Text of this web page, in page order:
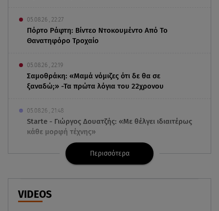
05.08.26 , 22:27
Πόρτο Ράφτη: Bίντεο Ντοκουμέντο Από Το
Θανατηφόρο Τροχαίο
05.08.26 , 22:19
Σαμοθράκη: «Μαμά νόμιζες ότι δε θα σε
ξαναδώ;» -Τα πρώτα λόγια του 22χρονου
05.08.26 , 21:48
Starte - Γιώργος Δουατζής: «Με θέλγει ιδιαιτέρως
κάθε μορφή τέχνης»
05.08.26 , 21:41
«Στην κόψη του ξυραφιού» οι συνομιλίες ΗΠΑ –
Ιράν
05.08.26 , 21:22
Περισσότερα
VIDEOS